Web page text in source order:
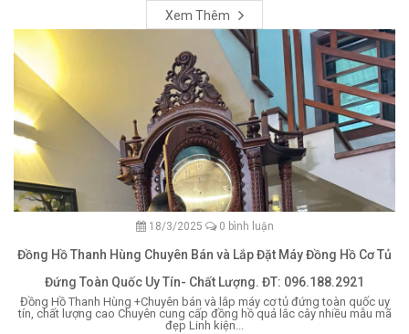
Xem Thêm
18/3/2025 0 bình luận
Đồng Hồ Thanh Hùng Chuyên Bán và Lắp Đặt Máy Đồng Hồ Cơ Tủ
Đứng Toàn Quốc Uy Tín- Chất Lượng. ĐT: 096.188.2921
Đồng Hồ Thanh Hùng +Chuyên bán và lắp máy cơ tủ đứng toàn quốc uy
tín, chất lượng cao Chuyên cung cấp đồng hồ quả lắc cây nhiều mẫu mã
đẹp Linh kiện...